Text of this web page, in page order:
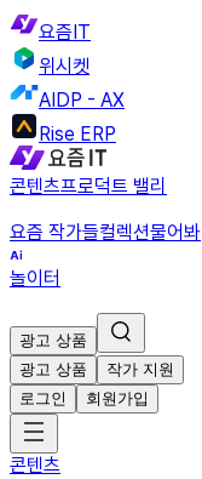
요즘IT
위시켓
AIDP - AX
Rise ERP
콘텐츠프로덕트 밸리
요즘 작가들컬렉션물어봐
놀이터
광고 상품
광고 상품
작가 지원
로그인
회원가입
콘텐츠